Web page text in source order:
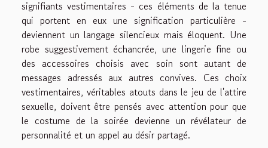
signifiants vestimentaires - ces éléments de la tenue
qui portent en eux une signification particulière -
deviennent un langage silencieux mais éloquent. Une
robe suggestivement échancrée, une lingerie fine ou
des accessoires choisis avec soin sont autant de
messages adressés aux autres convives. Ces choix
vestimentaires, véritables atouts dans le jeu de l'attire
sexuelle, doivent être pensés avec attention pour que
le costume de la soirée devienne un révélateur de
personnalité et un appel au désir partagé.